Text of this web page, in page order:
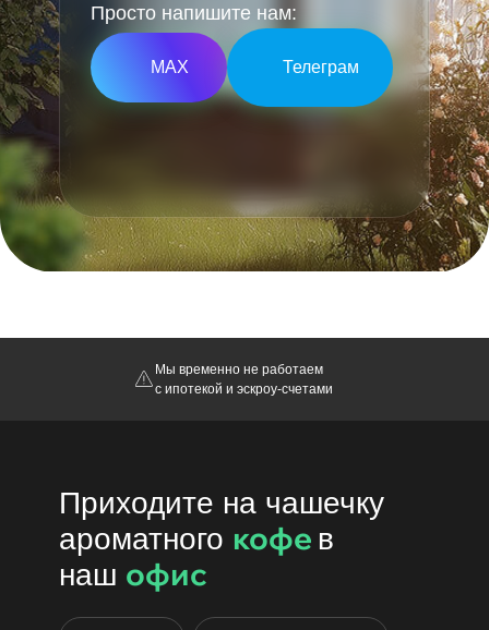
Просто напишите нам:
МАХ Телеграм
Мы временно не работаем
с ипотекой и эскроу-счетами
Приходите на чашечку
ароматного кофе в
наш офис